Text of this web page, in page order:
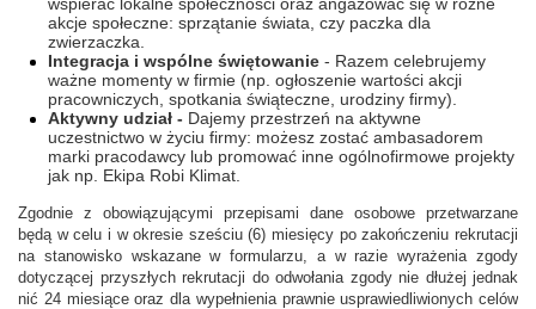
akcje społeczne: sprzątanie świata, czy paczka dla
zwierzaczka.
Integracja i wspólne świętowanie - Razem celebrujemy
ważne momenty w firmie (np. ogłoszenie wartości akcji
pracowniczych, spotkania świąteczne, urodziny firmy).
Aktywny udział - Dajemy przestrzeń na aktywne
uczestnictwo w życiu firmy: możesz zostać ambasadorem
marki pracodawcy lub promować inne ogólnofirmowe projekty
jak np. Ekipa Robi Klimat.
Zgodnie z obowiązującymi przepisami dane osobowe przetwarzane
będą w celu i w okresie sześciu (6) miesięcy po zakończeniu rekrutacji
na stanowisko wskazane w formularzu, a w razie wyrażenia zgody
dotyczącej przyszłych rekrutacji do odwołania zgody nie dłużej jednak
nić 24 miesiące oraz dla wypełnienia prawnie usprawiedliwionych celów